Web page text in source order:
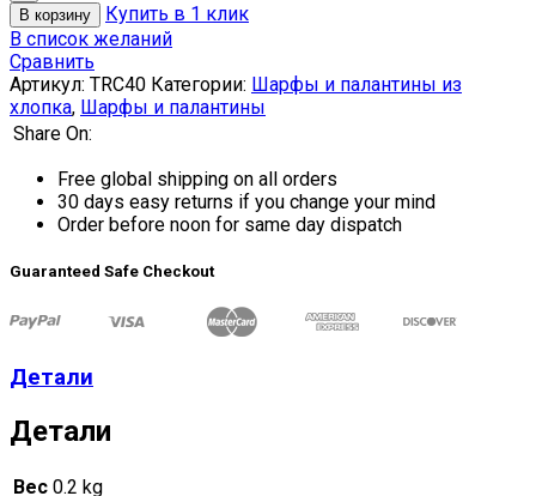
В корзину
Купить в 1 клик
В список желаний
Сравнить
Артикул: TRC40 Категории: Шарфы и палантины из
хлопка, Шарфы и палантины
Share On:
Free global shipping on all orders
30 days easy returns if you change your mind
Order before noon for same day dispatch
Guaranteed Safe Checkout
Детали
Детали
Вес 0.2 kg